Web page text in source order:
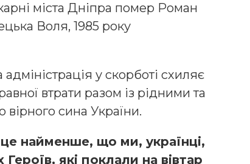
міста Дніпра помер Роман
Воля, 1985 року
у скорботі схиляє
втрати разом із рідними та
вірного сина України.
найменше, що ми, українці,
які поклали на вівтар